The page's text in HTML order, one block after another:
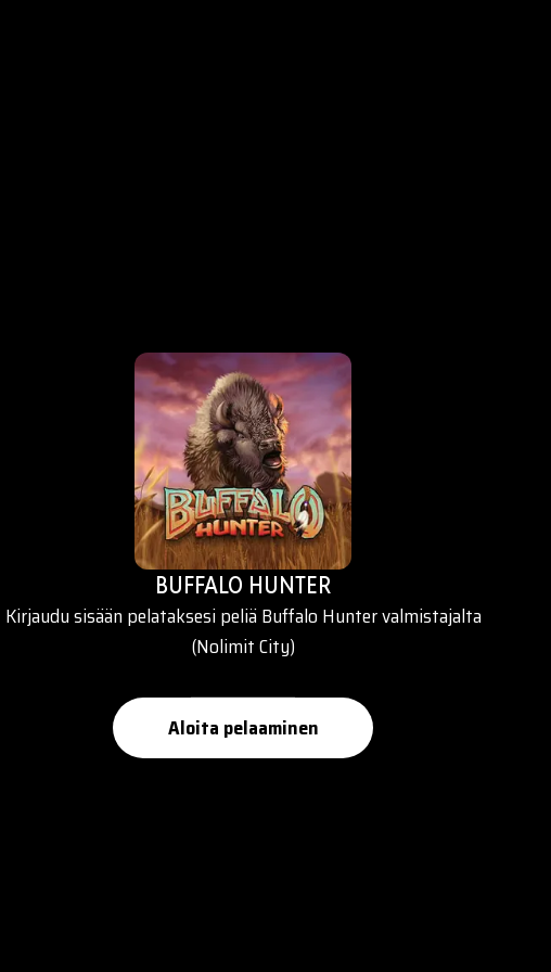
BUFFALO HUNTER
Kirjaudu sisään pelataksesi peliä Buffalo Hunter valmistajalta
(Nolimit City)
Aloita pelaaminen